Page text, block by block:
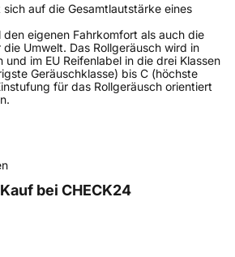
auf die Gesamtlautstärke eines
eigenen Fahrkomfort als auch die
Umwelt. Das Rollgeräusch wird in
und im EU Reifenlabel in die drei Klassen
Geräuschklasse) bis C (höchste
für das Rollgeräusch orientiert
bei CHECK24